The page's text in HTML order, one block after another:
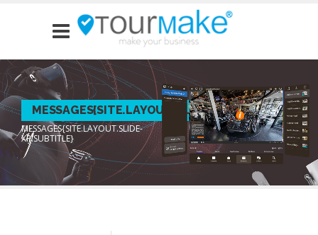
MESSAGES{SITE.LAYOUT.SLIDE-XR.TITLE}
MESSAGES{SITE.LAYOUT.SLIDE-
XR.SUBTITLE}